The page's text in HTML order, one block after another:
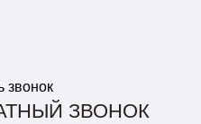
звонок
ЗВОНОК